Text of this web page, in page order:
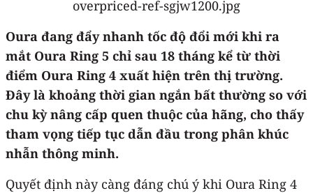
Oura đang đẩy nhanh tốc độ đổi mới khi ra
mắt Oura Ring 5 chỉ sau 18 tháng kể từ thời
điểm Oura Ring 4 xuất hiện trên thị trường.
Đây là khoảng thời gian ngắn bất thường so với
chu kỳ nâng cấp quen thuộc của hãng, cho thấy
tham vọng tiếp tục dẫn đầu trong phân khúc
nhẫn thông minh.
Quyết định này càng đáng chú ý khi Oura Ring 4